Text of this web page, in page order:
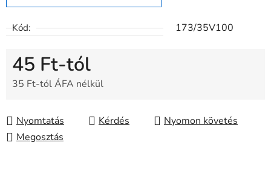
Kód: 173/35V100
45 Ft-tól
35 Ft-tól ÁFA nélkül
Nyomtatás
Kérdés
Nyomon követés
Megosztás